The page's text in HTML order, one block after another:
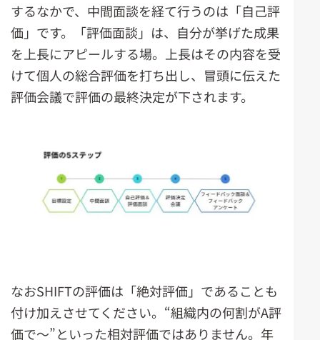
するなかで、中間面談を経て行うのは「自己評
価」です。「評価面談」は、自分が挙げた成果
を上長にアピールする場。上長はその内容を受
けて個人の総合評価を打ち出し、冒頭に伝えた
評価会議で評価の最終決定が下されます。
なおSHIFTの評価は「絶対評価」であることも
付け加えさせてください。“組織内の何割がA評
価で～”といった相対評価ではありません。年